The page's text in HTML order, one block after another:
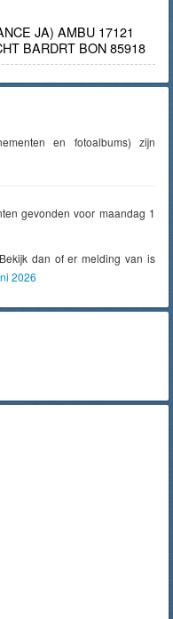
JA) AMBU 17121
BARDRT BON 85918
en fotoalbums) zijn
gevonden voor maandag 1
dan of er melding van is
2026